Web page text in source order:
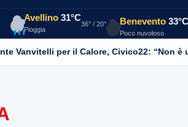
Avellino 31°C
Pioggia
36° / 20° Benevento 33°C
Poco nuvoloso
Vanvitelli per il Calore, Civico22: “Non